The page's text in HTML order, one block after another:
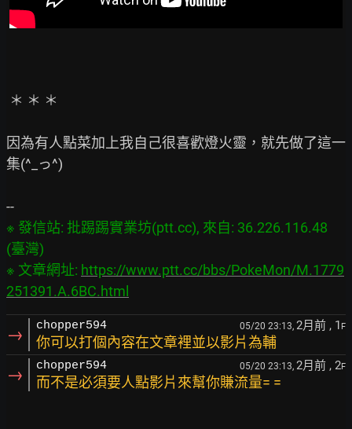
因為有人點菜加上我自己很喜歡燈火靈，就先做了這一
集(^_っ^)
※ 發信站: 批踢踢實業坊(ptt.cc), 來自: 36.226.116.48
(臺灣)
※ 文章網址: https://www.ptt.cc/bbs/PokeMon/M.1779
251391.A.6BC.html
→ chopper594 05/20 23:13, 2月前 , 1 F
你可以打個內容在文章裡並以影片為輔
→ chopper594 05/20 23:13, 2月前 , 2F
而不是必須要人點影片來幫你賺流量= =